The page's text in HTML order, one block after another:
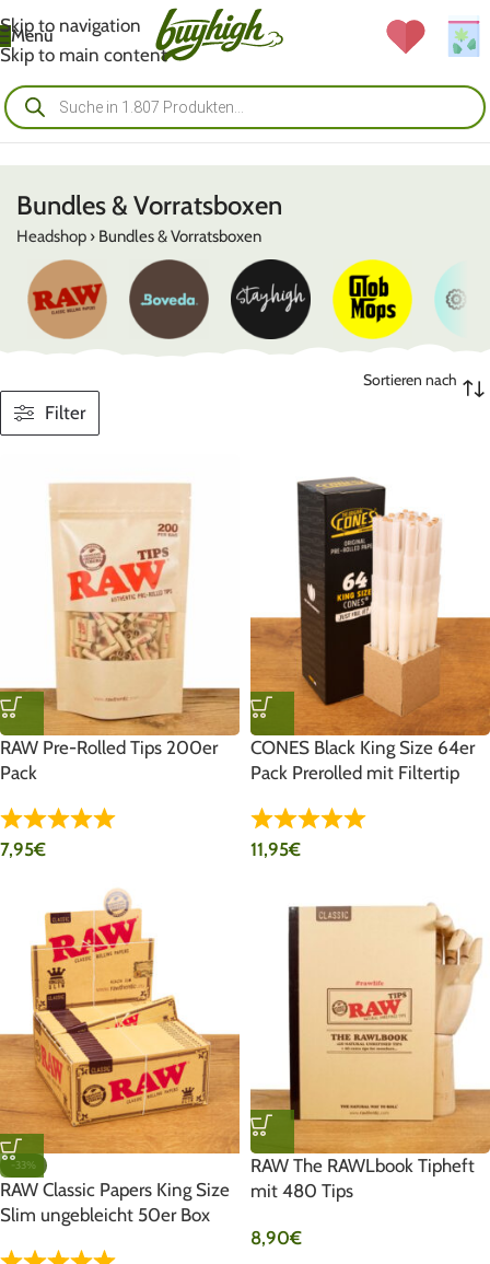
Skip to navigation
Skip to main content
Menü
Bundles & Vorratsboxen
Headshop › Bundles & Vorratsboxen
Filter
Sortieren nach
RAW Pre-Rolled Tips 200er
Pack
7,95€
CONES Black King Size 64er
Pack Prerolled mit Filtertip
11,95€
-33%
RAW Classic Papers King Size
Slim ungebleicht 50er Box
RAW The RAWLbook Tipheft
mit 480 Tips
8,90€